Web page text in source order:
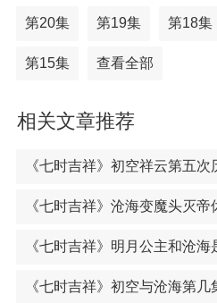
第20集 第19集 第18集
第15集 查看全部
相关文章推荐
《七时吉祥》初空祥云第五
《七时吉祥》沧海变魔头灭
《七时吉祥》明月公主和沧海
《七时吉祥》初空与沧海第几